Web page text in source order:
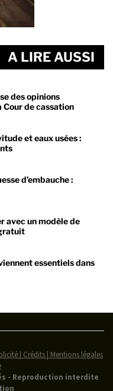
A LIRE AUSSI
des opinions
Cour de cassation
et eaux usées :
d’embauche :
avec un modèle de
essentiels dans
| Crédits | Mentions légales
- Reproduction interdite